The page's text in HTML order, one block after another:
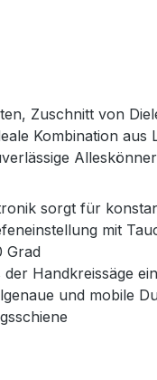
Zuschnitt von
Kombination
sorgt für
mit
Grad
Handkreissäge
und mobile